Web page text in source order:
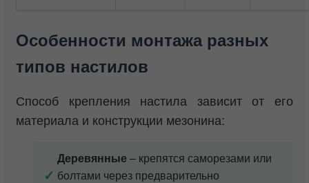
Особенности монтажа разных
типов настилов
Способ крепления настила зависит от его
материала и конструкции мезонина:
Деревянные – крепятся саморезами или
болтами через предварительно